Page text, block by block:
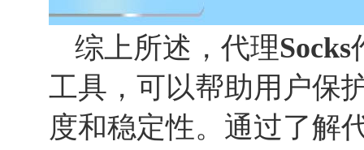
综上所述，代理Socks
工具，可以帮助用户保
度和稳定性。通过了解